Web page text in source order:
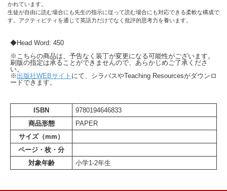
かれています。
生徒が自由に読む場合にも先生の指示に従って読む場合にも対応できる柔軟な構成で
す。アクティビティを通じて英語力だけでなく批評的思考力を養います。
◆Head Word: 450
※こちらの商品は、予告なく装丁が変更になる可能性がございます。
刷版の指定は承ることができませんので、あらかじめご了承くださ
い。
※出版社WEBサイト にて、シラバスやTeaching Resourcesがダウンロ
ードできます。
ISBN
9780194646833
商品形態
PAPER
サイズ（mm）
ページ・枚・分
対象年齢
小学1-2年生